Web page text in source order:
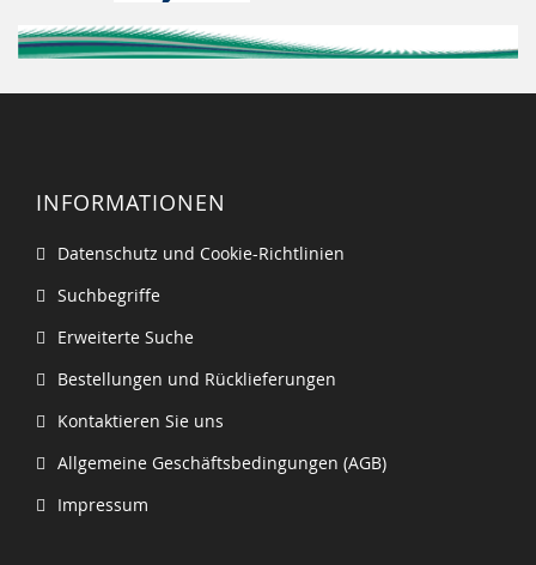
INFORMATIONEN
Datenschutz und Cookie-Richtlinien
Suchbegriffe
Erweiterte Suche
Bestellungen und Rücklieferungen
Kontaktieren Sie uns
Allgemeine Geschäftsbedingungen (AGB)
Impressum